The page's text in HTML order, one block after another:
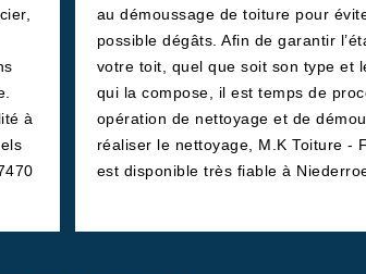
à
au démoussage de toiture pour
possible dégâts. Afin de garantir
votre toit, quel que soit son type et
qui la compose, il est temps de
opération de nettoyage et de
réaliser le nettoyage, M.K Toiture -
est disponible très fiable à